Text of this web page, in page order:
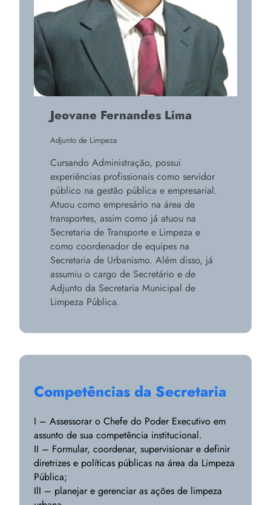
Jeovane Fernandes Lima
Adjunto de Limpeza
Cursando Administração, possui
experiências profissionais como servidor
público na gestão pública e empresarial.
Atuou como empresário na área de
transportes, assim como já atuou na
Secretaria de Transporte e Limpeza e
como coordenador de equipes na
Secretaria de Urbanismo. Além disso, já
assumiu o cargo de Secretário e de
Adjunto da Secretaria Municipal de
Limpeza Pública.
Competências da Secretaria
I – Assessorar o Chefe do Poder Executivo em
assunto de sua competência institucional.
II – Formular, coordenar, supervisionar e definir
diretrizes e políticas públicas na área da Limpeza
Pública;
IlI – planejar e gerenciar as ações de limpeza